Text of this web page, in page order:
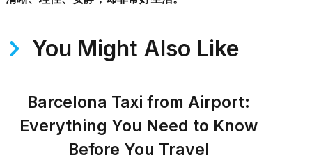
You Might Also Like
Barcelona Taxi from Airport:
Everything You Need to Know
Before You Travel